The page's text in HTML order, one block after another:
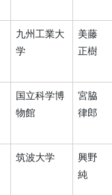
九州工業大
学
美藤
正樹
国立科学博
物館
宮脇
律郎
筑波大学
興野
純